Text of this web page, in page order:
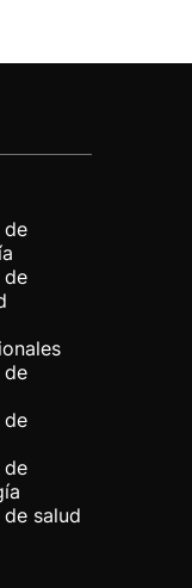
de
de
de
de
de
salud